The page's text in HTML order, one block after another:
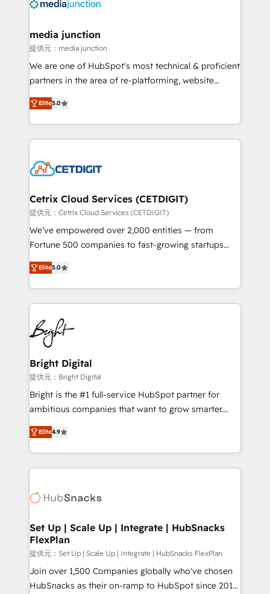
offer unparalleled insights. Operating in five
Mexico, USA, and Portugal—we've executed over a
hundred successful operations. Our approach,
rooted in RevOps principles, integrates analysis,
training, planning, and qualification. Leveraging
inbound marketing tactics, we focus on
understanding, nurturing, and converting leads.
competitive market.
media junction
提供元：media junction
We are one of HubSpot's most technical & proficient
partners in the area of re-platforming, website
design & development. We specialize in multi-hub
implementations for mid-market & enterprise
companies. We are woman-owned, powered by
coffee, and we ❤️ dogs. We produce award-winning
Impact Award 🏆2022 Technical Expertise Impact
Award 🏆2020 Elite Solutions Partner 🏆2019
Integrations HubSpot Impact Award 🏆2019
Marketing Enablement HubSpot Impact Award 🏆
2018 Website Design HubSpot Impact Award 🏆2017
Growth-Driven Design Agency of the Year 🏆2016
Sales Enablement HubSpot Impact Award 🏆2015
HubSpot COS Performance Award 🏆2014 HubSpot
COS Design Award 🏆2013 HubSpot Marketplace
Partner 📆Founded in 1997
Elite5.0
Cetrix Cloud Services (CETDIGIT)
提供元：Cetrix Cloud Services (CETDIGIT)
We’ve empowered over 2,000 entities — from
Fortune 500 companies to fast-growing startups
and nonprofits — to streamline operations, scale
revenue, and unlock the full potential of HubSpot.
With deep technical and industry expertise, we fuse
automation, integration, and AI innovation to deliver
lasting impact. We specialize in: • Turnkey and end-
to-end HubSpot implementations • Onboarding for
Sales, Service, Marketing & Content Hubs • AI voice
and chat agents, predictive automation, and smart
workflows • Salesforce + HubSpot integration •
RevOps and AI-driven sales enablement • Website
design and CMS development • ERP integration: SAP,
and CRM migration from any platform •
Client/member portals built on HubSpot • Custom
WooCommerce, BuilderTrend, and more Experience
the difference — reach out to see how AI + HubSpot
Elite5.0
Bright Digital
提供元：Bright Digital
Bright is the #1 full-service HubSpot partner for
ambitious companies that want to grow smarter.
From HubSpot onboarding, to training, from
developing a new website to lead generation and
digital marketing; we do it all (and with great
results)! In short, our services include: - HubSpot
HubSpot development: websites, custom modules,
marketing, advertising, campaigns, content and
design We connect people, data and technology to
improve customer experiences. With our bright
people, exciting ideas and can-do mentality, we
ensure revenue growth on a daily basis. So tell us
Elite4.9
Set Up | Scale Up | Integrate | HubSnacks
FlexPlan
提供元：Set Up | Scale Up | Integrate | HubSnacks FlexPlan
Join over 1,500 Companies globally who've chosen
HubSnacks as their on-ramp to HubSpot since 2014